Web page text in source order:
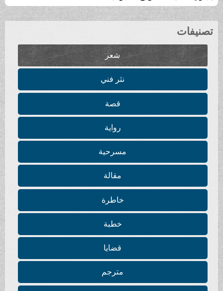
تصنيفات
شعر
نثر فني
قصة
رواية
مسرحية
مقالة
خاطرة
خطبة
قضايا
مترجم